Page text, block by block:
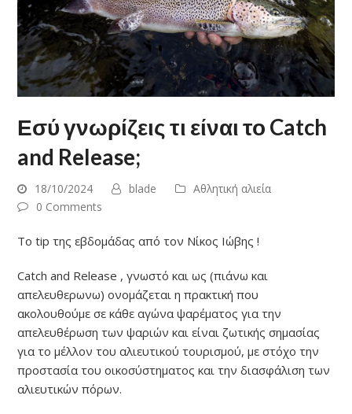
Εσύ γνωρίζεις τι είναι το Catch
and Release;
18/10/2024 blade
Αθλητική αλιεία
0 Comments
Το tip της εβδομάδας από τον Νίκος Ιώβης !
Catch and Release , γνωστό και ως (πιάνω και
απελευθερωνω) ονομάζεται η πρακτική που
ακολουθούμε σε κάθε αγώνα ψαρέματος για την
απελευθέρωση των ψαριών και είναι ζωτικής σημασίας
για το μέλλον του αλιευτικού τουρισμού, με στόχο την
προστασία του οικοσύστηματος και την διασφάλιση των
αλιευτικών πόρων.